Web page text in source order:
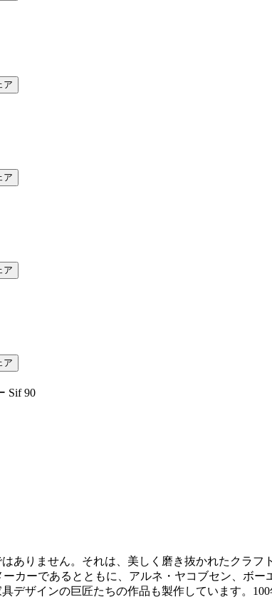
ア
ア
ア
ア
Sif 90
ありません。それは、美しく磨き抜かれたクラ
カーであるとともに、アルネ・ヤコブセン、ボ
デザインの巨匠たちの作品も製作しています。